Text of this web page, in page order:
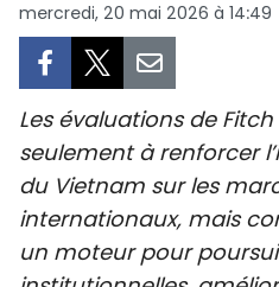
CULTURE
mercredi, 20 mai 2026 à 14:49
Les évaluations de
seulement à renforcer
du Vietnam sur les
internationaux, mais
un moteur pour